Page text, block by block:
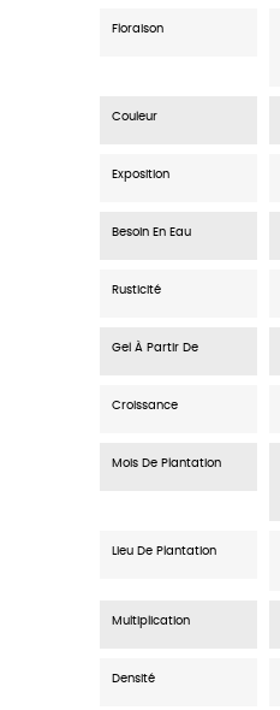
Floraison
Couleur
Exposition
Besoin En Eau
Rusticité
Gel À Partir De
Croissance
Mois De Plantation
Lieu De Plantation
Multiplication
Densité